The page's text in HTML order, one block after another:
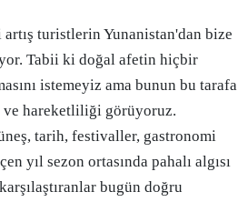
turistlerin Yunanistan'dan bize
Tabii ki doğal afetin hiçbir
istemeyiz ama bunun bu tarafa
hareketliliği görüyoruz.
tarih, festivaller, gastronomi
yıl sezon ortasında pahalı algısı
bugün doğru